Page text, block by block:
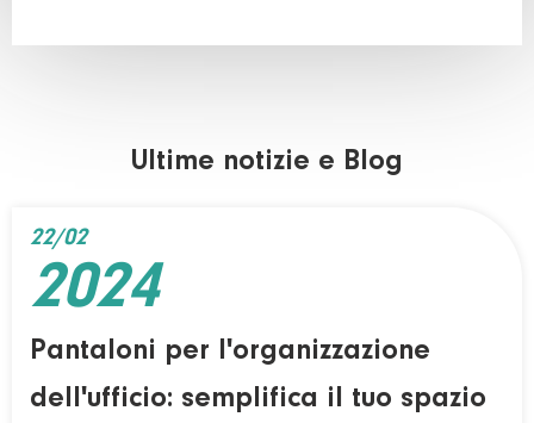
Ultime notizie e Blog
Pantaloni per l'organizzazione
dell'ufficio: semplifica il tuo spazio
22/02
2024